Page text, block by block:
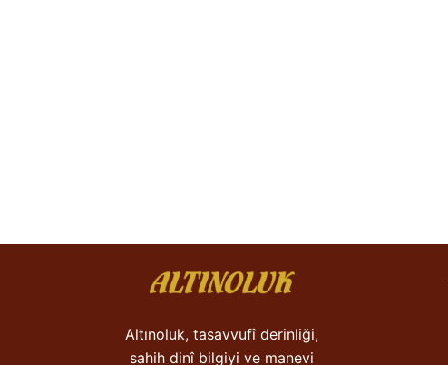
Altınoluk, tasavvufî derinliği,
sahih dinî bilgiyi ve manevi